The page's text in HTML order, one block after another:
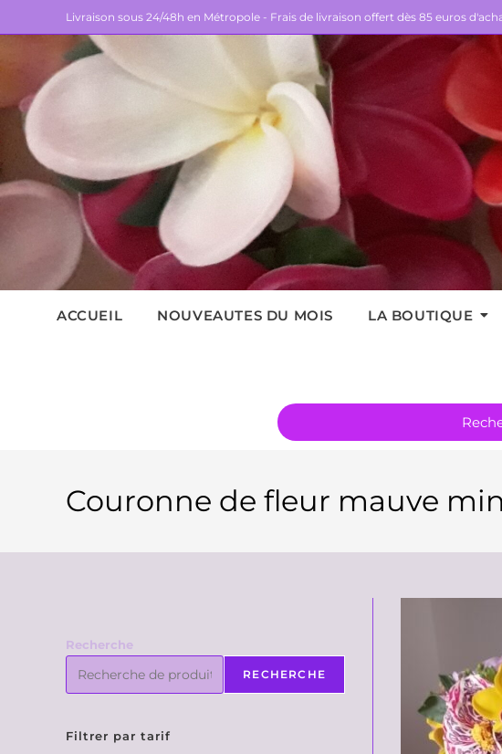
Livraison sous 24/48h en Métropole - Frais de livraison offert dès 85 euros
ACCUEIL NOUVEAUTES DU MOIS LA BOUTIQUE
Couronne de fleur mauve
Recherche
RECHERCHE
Filtrer par tarif